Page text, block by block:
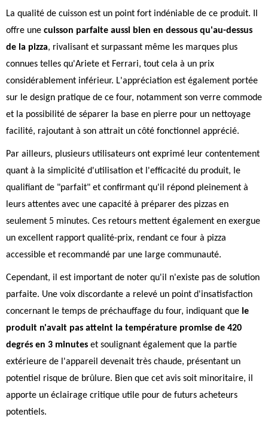
La qualité de cuisson est un point fort indéniable de ce produit. Il
offre une cuisson parfaite aussi bien en dessous qu'au-dessus
de la pizza, rivalisant et surpassant même les marques plus
connues telles qu'Ariete et Ferrari, tout cela à un prix
considérablement inférieur. L'appréciation est également portée
sur le design pratique de ce four, notamment son verre commode
et la possibilité de séparer la base en pierre pour un nettoyage
facilité, rajoutant à son attrait un côté fonctionnel apprécié.
Par ailleurs, plusieurs utilisateurs ont exprimé leur contentement
quant à la simplicité d'utilisation et l'efficacité du produit, le
qualifiant de "parfait" et confirmant qu'il répond pleinement à
leurs attentes avec une capacité à préparer des pizzas en
seulement 5 minutes. Ces retours mettent également en exergue
un excellent rapport qualité-prix, rendant ce four à pizza
accessible et recommandé par une large communauté.
Cependant, il est important de noter qu'il n'existe pas de solution
parfaite. Une voix discordante a relevé un point d'insatisfaction
concernant le temps de préchauffage du four, indiquant que le
produit n'avait pas atteint la température promise de 420
degrés en 3 minutes et soulignant également que la partie
extérieure de l'appareil devenait très chaude, présentant un
potentiel risque de brûlure. Bien que cet avis soit minoritaire, il
apporte un éclairage critique utile pour de futurs acheteurs
potentiels.